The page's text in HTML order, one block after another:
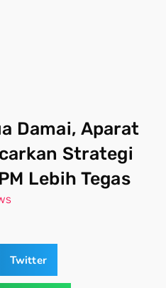
Damai, Aparat
Strategi
Lebih Tegas
Twitter